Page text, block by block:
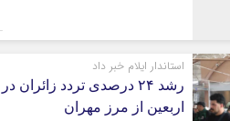
استاندار ایلام خبر داد
رشد ۲۴ درصدی تردد زائران در
اربعین از مرز مهران